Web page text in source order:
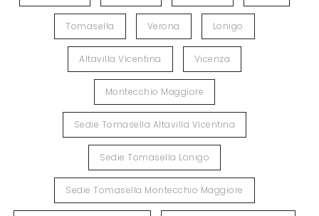
Tomasella Verona Lonigo
Altavilla Vicentina Vicenza
Montecchio Maggiore
Sedie Tomasella Altavilla Vicentina
Sedie Tomasella Lonigo
Sedie Tomasella Montecchio Maggiore